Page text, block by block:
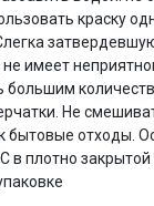
краску
имеет
большим
Не
отходы.
плотно закрытой